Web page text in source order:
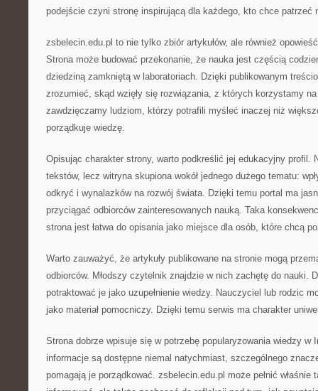
podejście czyni stronę inspirującą dla każdego, kto chce patrzeć
zsbelecin.edu.pl to nie tylko zbiór artykułów, ale również
Strona może budować przekonanie, że nauka jest częścią
dziedziną zamkniętą w laboratoriach. Dzięki publikowanym
zrozumieć, skąd wzięły się rozwiązania, z których korzystamy
zawdzięczamy ludziom, którzy potrafili myśleć inaczej niż
porządkuje wiedzę.
Opisując charakter strony, warto podkreślić jej edukacyjny profil.
tekstów, lecz witryna skupiona wokół jednego dużego tematu:
odkryć i wynalazków na rozwój świata. Dzięki temu portal ma
przyciągać odbiorców zainteresowanych nauką. Taka
strona jest łatwa do opisania jako miejsce dla osób, które chcą
Warto zauważyć, że artykuły publikowane na stronie mogą
odbiorców. Młodszy czytelnik znajdzie w nich zachętę do nauki.
potraktować je jako uzupełnienie wiedzy. Nauczyciel lub rodzic
jako materiał pomocniczy. Dzięki temu serwis ma charakter
Strona dobrze wpisuje się w potrzebę popularyzowania wiedzy w
informacje są dostępne niemal natychmiast, szczególnego
pomagają je porządkować. zsbelecin.edu.pl może pełnić